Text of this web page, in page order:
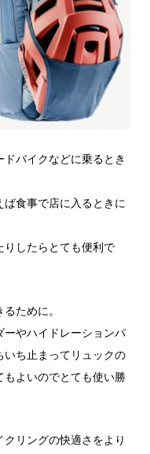
バイクなどに乗るとき
食事で店に入るときに
りしたらとても便利で
ために。
やハイドレーションパ
いち止まってリュックの
よいのでとても使い勝
リングの快適さをより